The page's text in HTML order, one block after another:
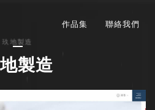
作品集 聯絡我們
玖地製造
製造